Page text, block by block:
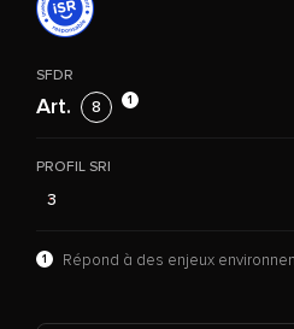
SFDR
Art. 8 1
PROFIL SRI
3
1 Répond à des enjeux